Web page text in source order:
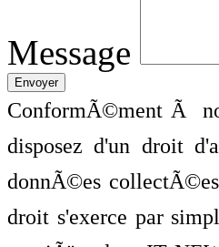
Message
ConformÃ©ment Ã
disposez d'un droit
donnÃ©es
droit s'exerce par